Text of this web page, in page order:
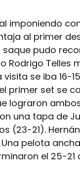
imponiendo
al primer
saque pudo
Rodrigo Telles
se iba 16-
primer set se
lograron ambos
una tapa de
(23-21).
pelota
el 25-21